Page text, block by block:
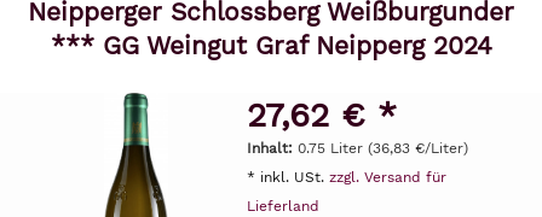
Neipperger Schlossberg Weißburgunder
*** GG Weingut Graf Neipperg 2024
27,62 € *
Inhalt: 0.75 Liter (36,83 €/Liter)
* inkl. USt. zzgl. Versand für
Lieferland